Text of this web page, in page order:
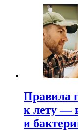
Правила
к лету —
и